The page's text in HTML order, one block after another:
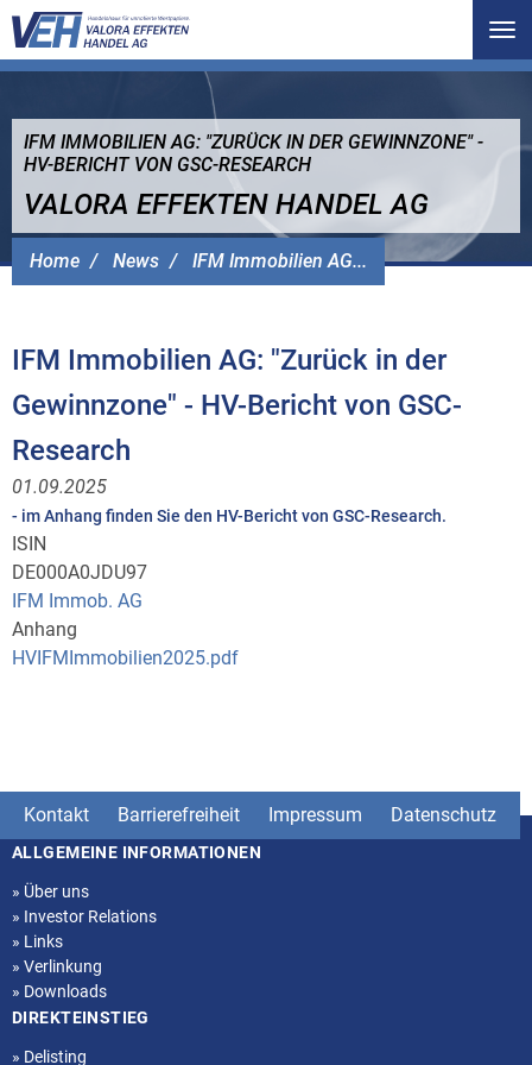
Home News IFM Immobilien AG...
IFM IMMOBILIEN AG: "ZURÜCK IN DER GEWINNZONE" -
HV-BERICHT VON GSC-RESEARCH
VALORA EFFEKTEN HANDEL AG
IFM Immobilien AG: "Zurück in der
Gewinnzone" - HV-Bericht von GSC-
Research
01.09.2025
- im Anhang finden Sie den HV-Bericht von GSC-Research.
ISIN
DE000A0JDU97
IFM Immob. AG
Anhang
HVIFMImmobilien2025.pdf
Kontakt Barrierefreiheit Impressum Datenschutz
Seitenstruktur
ALLGEMEINE INFORMATIONEN
» Über uns
» Investor Relations
» Links
» Verlinkung
» Downloads
DIREKTEINSTIEG
» Delisting